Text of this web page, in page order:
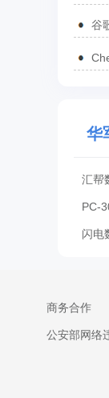
谷
华
汇帮
PC-
闪电
数据
CHS
奇
商务合作
公安部网络